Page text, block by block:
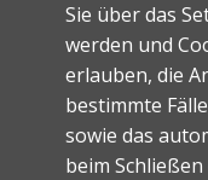
Sie über das
werden und
erlauben, die
bestimmte
sowie das
beim